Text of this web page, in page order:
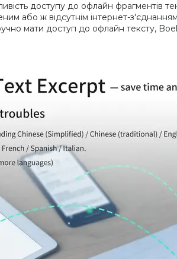
доступу до офлайн фрагментів
або ж відсутнім інтернет-
мати доступ до офлайн тексту,